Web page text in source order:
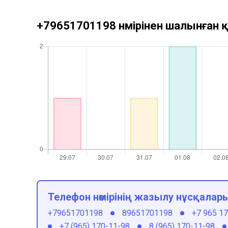
+79651701198 нөмірінен шалынған
Телефон нөмірінің жазылу
+79651701198 89651701198
+7 965